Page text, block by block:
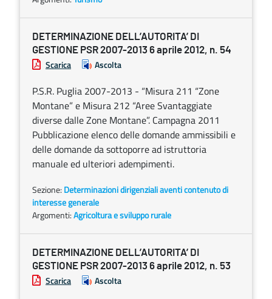
DETERMINAZIONE DELL’AUTORITA’ DI
GESTIONE PSR 2007-2013 6 aprile 2012, n. 54
Scarica Ascolta
P.S.R. Puglia 2007-2013 - “Misura 211 “Zone
Montane” e Misura 212 “Aree Svantaggiate
diverse dalle Zone Montane”. Campagna 2011
Pubblicazione elenco delle domande ammissibili e
delle domande da sottoporre ad istruttoria
manuale ed ulteriori adempimenti.
Sezione: Determinazioni dirigenziali aventi contenuto di
interesse generale
Argomenti:Agricoltura e sviluppo rurale
DETERMINAZIONE DELL’AUTORITA’ DI
GESTIONE PSR 2007-2013 6 aprile 2012, n. 53
Scarica Ascolta